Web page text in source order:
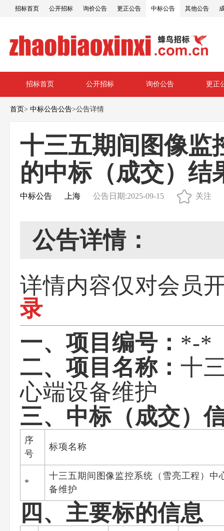
招标首页 公开招标 询价公告 更正公告 中标公告 其他公告
招标首页 公开招标 询价公告 更正
首页> 中标公告公告>公告详情
十三五期间图像监
的中标（成交）结
中标公告 上海 公告日期:2025-09-15 关注
公告详情：
详情内容仅对会员
录
一、项目编号： *-*
二、项目名称：十
心端设备维护
三、中标（成交）
序
号
标项名称
*
十三五期间图像监控系统（雪亮工程）中
备维护
四、主要标的信息